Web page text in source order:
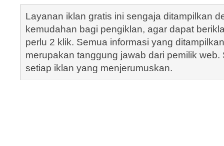
Layanan iklan gratis ini sengaja ditampilkan
kemudahan bagi pengiklan, agar dapat
perlu 2 klik. Semua informasi yang
merupakan tanggung jawab dari pemilik
setiap iklan yang menjerumuskan.